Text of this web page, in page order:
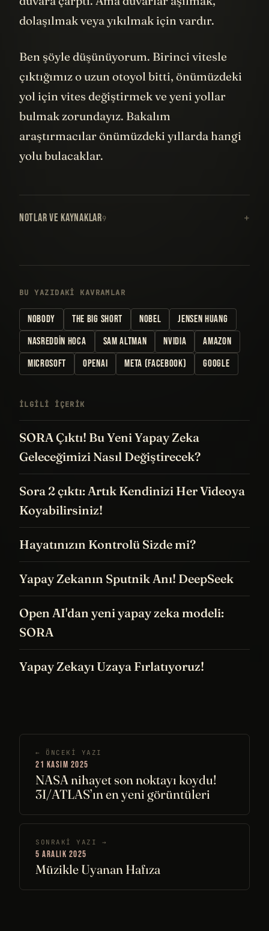
dolaşılmak veya yıkılmak için vardır.
Ben şöyle düşünüyorum. Birinci vitesle
çıktığımız o uzun otoyol bitti, önümüzdeki
yol için vites değiştirmek ve yeni yollar
bulmak zorundayız. Bakalım
araştırmacılar önümüzdeki yıllarda hangi
yolu bulacaklar.
NOTLAR VE KAYNAKLAR9
BU YAZIDAKI KAVRAMLAR
NOBODY THE BIG SHORT NOBEL
JENSEN HUANG
NASREDDIN HOCA
SAM ALTMAN NVIDIA
AMAZON
MICROSOFT
OPENAI META (FACEBOOK) GOOGLE
İLGILI IÇERIK
SORA Çıktı! Bu Yeni Yapay Zeka
Geleceğimizi Nasıl Değiştirecek?
Sora 2 çıktı: Artık Kendinizi Her Videoya
Koyabilirsiniz!
Hayatınızın Kontrolü Sizde mi?
Yapay Zekanın Sputnik Anı! DeepSeek
Open AI'dan yeni yapay zeka modeli:
SORA
Yapay Zekayı Uzaya Fırlatıyoruz!
← ÖNCEKI YAZI
21 KASIM 2025
NASA nihayet son noktayı koydu!
3I/ATLAS’ın en yeni görüntüleri
SONRAKI YAZI →
5 ARALIK 2025
Müzikle Uyanan Hafıza